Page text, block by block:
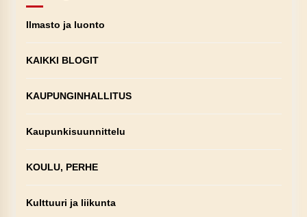
Ilmasto ja luonto
KAIKKI BLOGIT
KAUPUNGINHALLITUS
Kaupunkisuunnittelu
KOULU, PERHE
Kulttuuri ja liikunta